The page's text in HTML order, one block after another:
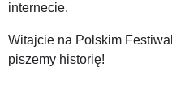
internecie.
Witajcie na Polskim
piszemy historię!